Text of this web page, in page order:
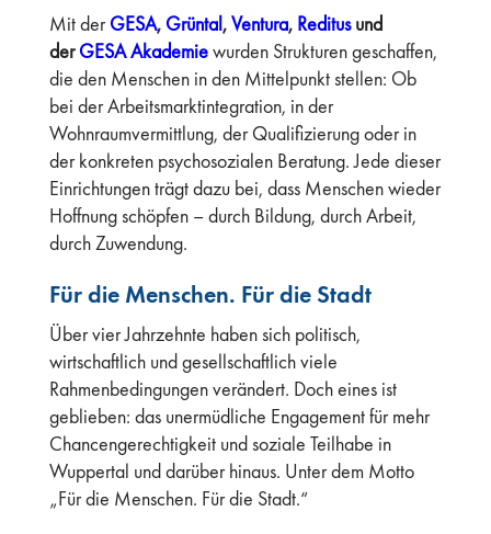
Mit derGESA, Grüntal ,Ventura, Reditus und
der GESA Akademiewurden Strukturen geschaffen,
die den Menschen in den Mittelpunkt stellen: Ob
bei der Arbeitsmarktintegration, in der
Wohnraumvermittlung, der Qualifizierung oder in
der konkreten psychosozialen Beratung. Jede dieser
Einrichtungen trägt dazu bei, dass Menschen wieder
Hoffnung schöpfen – durch Bildung, durch Arbeit,
durch Zuwendung.
Für die Menschen. Für die Stadt
Über vier Jahrzehnte haben sich politisch,
wirtschaftlich und gesellschaftlich viele
Rahmenbedingungen verändert. Doch eines ist
geblieben: das unermüdliche Engagement für mehr
Chancengerechtigkeit und soziale Teilhabe in
Wuppertal und darüber hinaus. Unter dem Motto
„Für die Menschen. Für die Stadt.“